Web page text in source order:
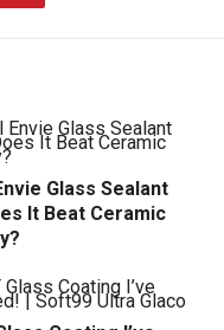
Glass Sealant
It Beat Ceramic